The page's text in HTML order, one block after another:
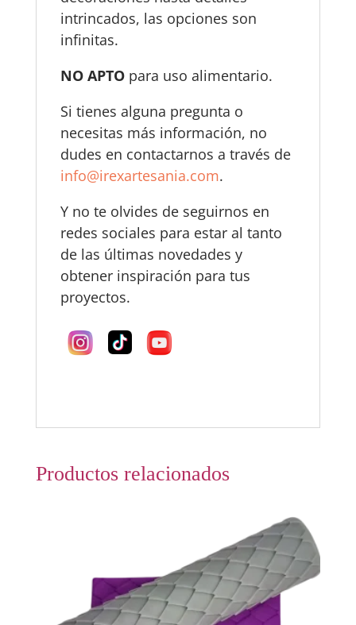
intrincados, las opciones son
infinitas.
NO APTOpara uso alimentario.
Si tienes alguna pregunta o
necesitas más información, no
dudes en contactarnos a través de
info@irexartesania.com.
Y no te olvides de seguirnos en
redes sociales para estar al tanto
de las últimas novedades y
obtener inspiración para tus
proyectos.
Productos relacionados